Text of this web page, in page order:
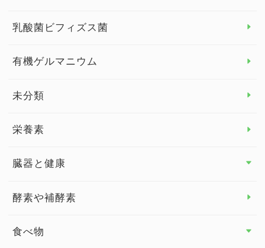
眼の健康
睡眠
乳酸菌ビフィズス菌
有機ゲルマニウム
未分類
栄養素
臓器と健康
臓器と健康 トップ
酵素や補酵素
食べ物